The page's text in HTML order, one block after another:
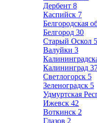
Дербент 8
Каспийск 7
Белгородская
Белгород 30
Старый Оскол 5
Валуйки 3
Калининград
Светлогорск 5
Зеленоградск 5
Удмуртская
Ижевск 42
Воткинск 2
Глазов 2